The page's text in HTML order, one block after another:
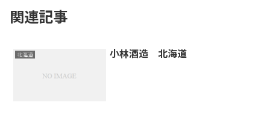
関連記事
北海道 小林酒造 北海道